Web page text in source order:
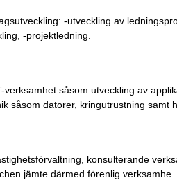
-utveckling av
-projektledning.
såsom utveckling av
såsom datorer, kringutrustning samt h
konsulterande
jämte därmed förenlig verksamhe ...